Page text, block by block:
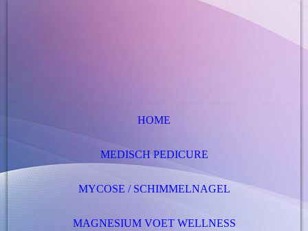
HOME
MEDISCH PEDICURE
MYCOSE / SCHIMMELNAGEL
MAGNESIUM VOET WELLNESS